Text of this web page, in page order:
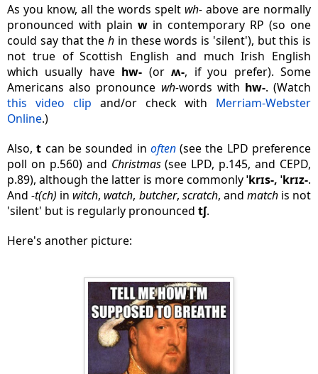
As you know, all the words spelt wh- above are normally
pronounced with plain w in contemporary RP (so one
could say that the h in these words is 'silent'), but this is
not true of Scottish English and much Irish English
which usually have hw- (orʍ-, if you prefer). Some
Americans also pronounce wh-words with hw-. (Watch
this video clip and/or check with Merriam-Webster
Online.)
Also,t can be sounded in often(see the LPD preference
poll on p.560) and Christmas(see LPD, p.145, and CEPD,
p.89), although the latter is more commonlyˈkrɪs-, ˈkrɪz-.
And-t(ch) in witch, watch, butcher, scratch, and matchis not
'silent' but is regularly pronounced tʃ.
Here's another picture: